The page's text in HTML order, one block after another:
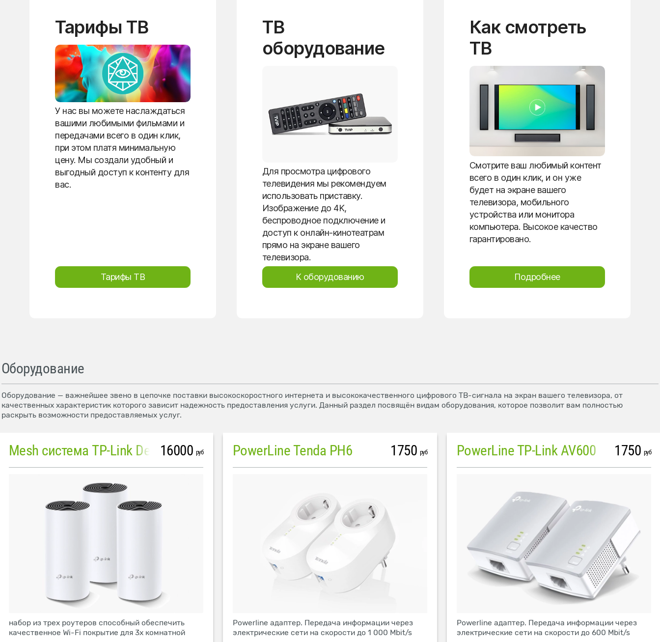
Тарифы ТВ
У нас вы можете наслаждаться
вашими любимыми фильмами и
передачами всего в один клик,
при этом платя минимальную
цену. Мы создали удобный и
выгодный доступ к контенту для
вас.
Тарифы ТВ
ТВ
оборудование
Для просмотра цифрового
телевидения мы рекомендуем
использовать приставку.
Изображение до 4K,
беспроводное подключение и
доступ к онлайн-кинотеатрам
прямо на экране вашего
телевизора.
К оборудованию
Как смотреть
ТВ
Смотрите ваш любимый контент
всего в один клик, и он уже
будет на экране вашего
телевизора, мобильного
устройства или монитора
компьютера. Высокое качество
гарантировано.
Подробнее
Оборудование
Оборудование — важнейшее звено в цепочке поставки высокоскоростного интернета и высококачественного цифрового ТВ-сигнала на экран вашего телевизора, от
качественных характеристик которого зависит надежность предоставления услуги. Данный раздел посвящён видам оборудования, которое позволит вам полностью
раскрыть возможности предоставляемых услуг.
Mesh система TP-Link Deco M4 (3 устройства)
16000 руб
набор из трех роутеров способный обеспечить
качественное Wi-Fi покрытие для 3х комнатной
PowerLine Tenda PH6 1750 руб
Powerline адаптер. Передача информации через
электрические сети на скорости до 1 000 Mbit/s
PowerLine TP-Link AV600 1750 руб
Powerline адаптер. Передача информации через
электрические сети на скорости до 600 Mbit/s